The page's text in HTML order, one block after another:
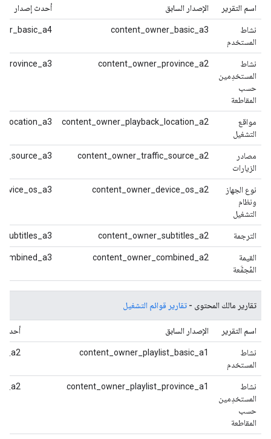
اسم التقرير الإصدار السابق أحدث إصدار
نشاط
المستخدم
content_owner_basic_a3
نشاط
المستخدِمين
حسب
المقاطعة
content_owner_province_a2
مواقع
التشغيل
content_owner_playback_location_a2
مصادر
الزيارات
content_owner_traffic_source_a2
نوع الجهاز
ونظام
التشغيل
content_owner_device_os_a2
الترجمة content_owner_subtitles_a2
القيمة
المُجمَّعة
content_owner_combined_a2
تقارير مالك المحتوى - تقارير قوائم التشغيل
اسم التقرير الإصدار السابق أحدث
نشاط
المستخدم
content_owner_playlist_basic_a1
نشاط
المستخدِمين
حسب
المقاطعة
content_owner_playlist_province_a1